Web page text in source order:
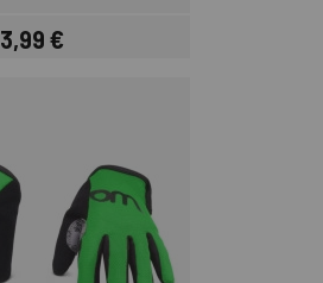
Precio
3,99 €